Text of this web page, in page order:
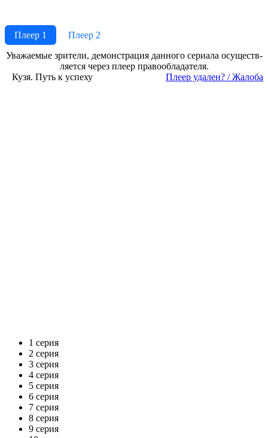
Плеер 1
Плеер 2
Ува­жае­мые зри­те­ли, де­мон­ст­ра­ция дан­но­го се­риа­ла осу­ще­ст­в­
ля­ет­ся че­рез пле­ер пра­во­об­ла­да­те­ля.
Кузя. Путь к успеху
Пле­ер уда­лен? / Жа­ло­ба
1 серия
2 серия
3 серия
4 серия
5 серия
6 серия
7 серия
8 серия
9 серия